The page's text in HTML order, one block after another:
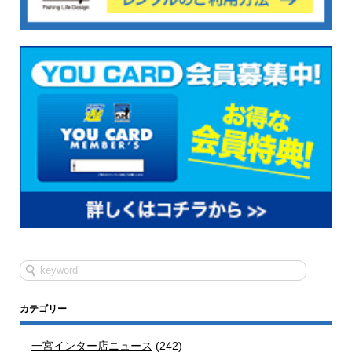
カテゴリー
一宮インター店ニュース (242)